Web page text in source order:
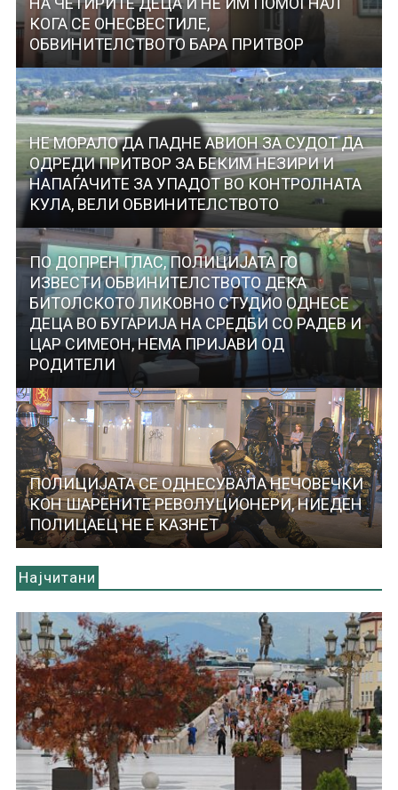
КОГА СЕ ОНЕСВЕСТИЛЕ,
ОБВИНИТЕЛСТВОТО БАРА ПРИТВОР
НЕ МОРАЛО ДА ПАДНЕ АВИОН ЗА СУДОТ ДА
ОДРЕДИ ПРИТВОР ЗА БЕКИМ НЕЗИРИ И
НАПАЃАЧИТЕ ЗА УПАДОТ ВО КОНТРОЛНАТА
КУЛА, ВЕЛИ ОБВИНИТЕЛСТВОТО
ПО ДОПРЕН ГЛАС, ПОЛИЦИЈАТА ГО
ИЗВЕСТИ ОБВИНИТЕЛСТВОТО ДЕКА
БИТОЛСКОТО ЛИКОВНО СТУДИО ОДНЕСЕ
ДЕЦА ВО БУГАРИЈА НА СРЕДБИ СО РАДЕВ И
ЦАР СИМЕОН, НЕМА ПРИЈАВИ ОД
РОДИТЕЛИ
ПОЛИЦИЈАТА СЕ ОДНЕСУВАЛА НЕЧОВЕЧКИ
КОН ШАРЕНИТЕ РЕВОЛУЦИОНЕРИ, НИЕДЕН
ПОЛИЦАЕЦ НЕ Е КАЗНЕТ
Најчитани